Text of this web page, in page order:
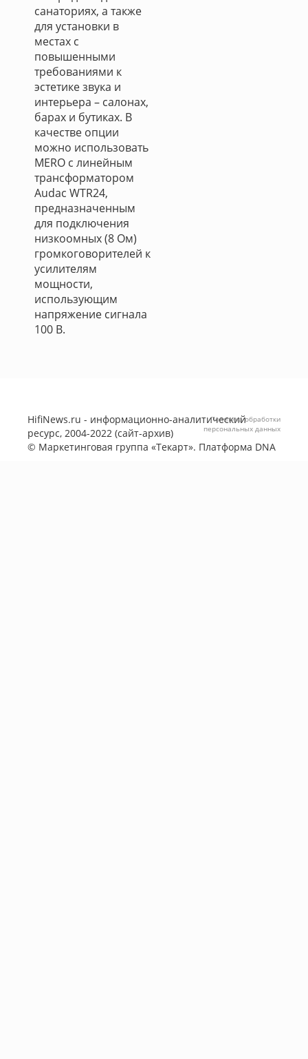
санаториях, а также
для установки в
местах с
повышенными
требованиями к
эстетике звука и
интерьера – салонах,
барах и бутиках. В
качестве опции
можно использовать
MERO с линейным
трансформатором
Audac WTR24,
предназначенным
для подключения
низкоомных (8 Ом)
громкоговорителей к
усилителям
мощности,
использующим
напряжение сигнала
100 В.
HifiNews.ru - информационно-аналитический
ресурс, 2004-2022 (сайт-архив)
© Маркетинговая группа «Текарт». Платформа DNA
Политика обработки
персональных данных